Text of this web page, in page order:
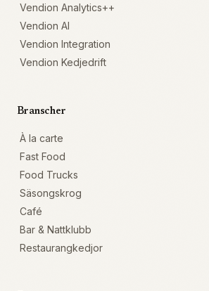
Vendion Analytics++
Vendion AI
Vendion Integration
Vendion Kedjedrift
Branscher
À la carte
Fast Food
Food Trucks
Säsongskrog
Café
Bar & Nattklubb
Restaurangkedjor